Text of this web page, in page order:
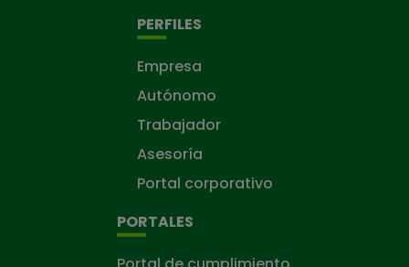
PERFILES
Empresa
Autónomo
Trabajador
Asesoría
Portal corporativo
PORTALES